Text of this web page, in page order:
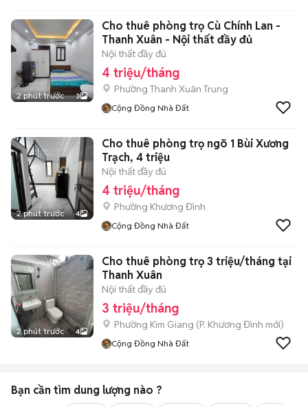
2 phút trước 3
Cho thuê phòng trọ Cù Chính Lan -
Thanh Xuân - Nội thất đầy đủ
Nội thất đầy đủ
4 triệu/tháng
Phường Thanh Xuân Trung
Cộng Đồng Nhà Đất
2 phút trước 4
Cho thuê phòng trọ ngõ 1 Bùi Xương
Trạch, 4 triệu
Nội thất đầy đủ
4 triệu/tháng
Phường Khương Đình
Cộng Đồng Nhà Đất
2 phút trước 4
Cho thuê phòng trọ 3 triệu/tháng tại
Thanh Xuân
Nội thất đầy đủ
3 triệu/tháng
Phường Kim Giang (P. Khương Đình mới)
Cộng Đồng Nhà Đất
Bạn cần tìm dung lượng nào ?